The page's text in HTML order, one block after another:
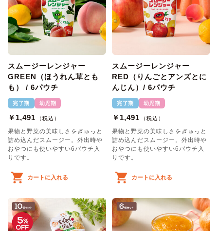
スムージーレンジャー
GREEN（ほうれん草とも
も） / 6パウチ
完了期 幼児期
￥1,491 （税込）
果物と野菜の美味しさをぎゅっと
詰め込んだスムージー。外出時や
おやつにも使いやすい6パウチ入
りです。
カートに入れる
スムージーレンジャー
RED（りんごとアンズとに
んじん）/ 6パウチ
完了期 幼児期
￥1,491 （税込）
果物と野菜の美味しさをぎゅっと
詰め込んだスムージー。外出時や
おやつにも使いやすい6パウチ入
りです。
カートに入れる